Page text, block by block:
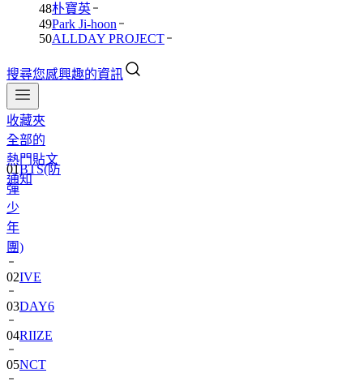
48朴寶英
49Park Ji-hoon
50ALLDAY PROJECT
搜尋您感興趣的資訊
收藏夾
全部的
熱門貼文
通知
01BTS(防
彈
少
年
團)
02IVE
03DAY6
04RIIZE
05NCT
06BLACKPINK